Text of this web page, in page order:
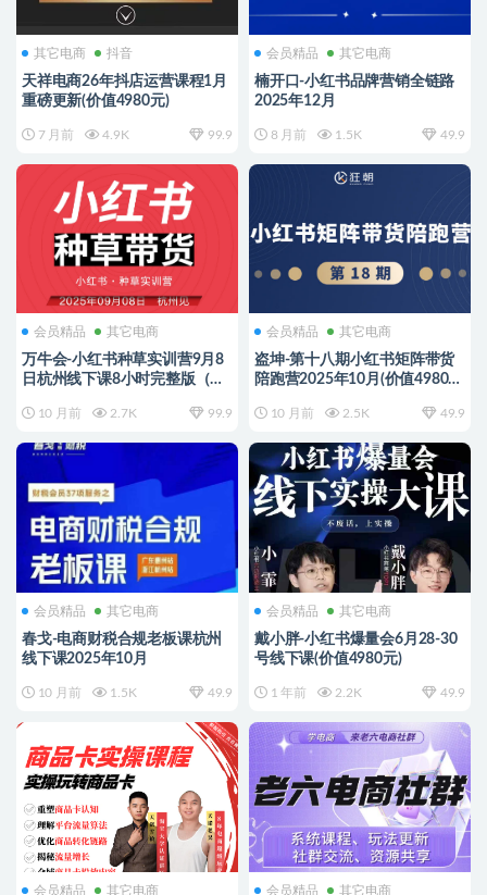
其它电商 抖音
天祥电商26年抖店运营课程1月
重磅更新(价值4980元)
7 月前 4.9K 99.9
会员精品 其它电商
楠开口-小红书品牌营销全链路
2025年12月
8 月前 1.5K 49.9
会员精品 其它电商
万牛会-小红书种草实训营9月8
日杭州线下课8小时完整版（价
10 月前 2.7K 99.9
会员精品 其它电商
盗坤-第十八期小红书矩阵带货
陪跑营2025年10月(价值4980
10 月前 2.5K 49.9
会员精品 其它电商
春戈-电商财税合规老板课杭州
线下课2025年10月
10 月前 1.5K 49.9
会员精品 其它电商
戴小胖-小红书爆量会6月28-30
号线下课(价值4980元)
1 年前 2.2K 49.9
会员精品 其它电商 会员精品 其它电商